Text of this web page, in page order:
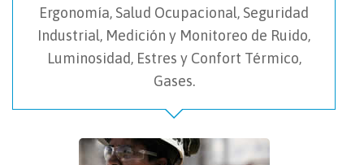
Ergonomía, Salud Ocupacional, Seguridad
Industrial, Medición y Monitoreo de Ruido,
Luminosidad, Estres y Confort Térmico,
Gases.